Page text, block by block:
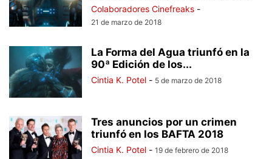
Colaboradores Cinefreaks -
21 de marzo de 2018
La Forma del Agua triunfó en la
90ª Edición de los...
Cintia K. Potel - 5 de marzo de 2018
Tres anuncios por un crimen
triunfó en los BAFTA 2018
Cintia K. Potel - 19 de febrero de 2018